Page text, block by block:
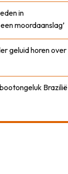
in
moordaanslag’
geluid horen over
Brazilië